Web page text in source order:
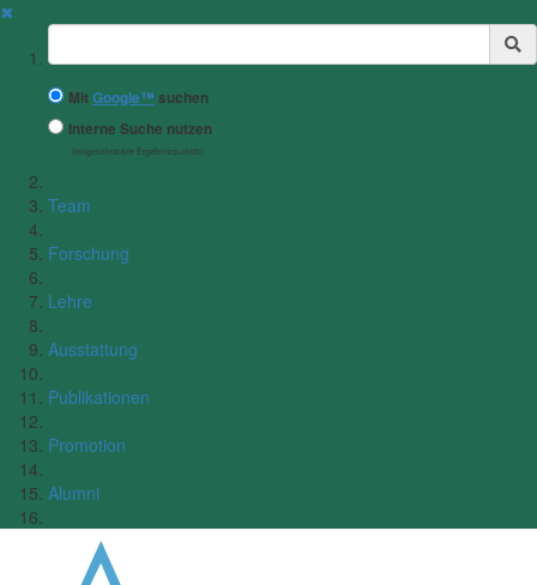
✖
Suchbegriff
MitGoogle™ suchen
Interne Suche nutzen
(eingeschränkte Ergebnisqualität)
Team
Forschung
Lehre
Ausstattung
Publikationen
Promotion
Alumni